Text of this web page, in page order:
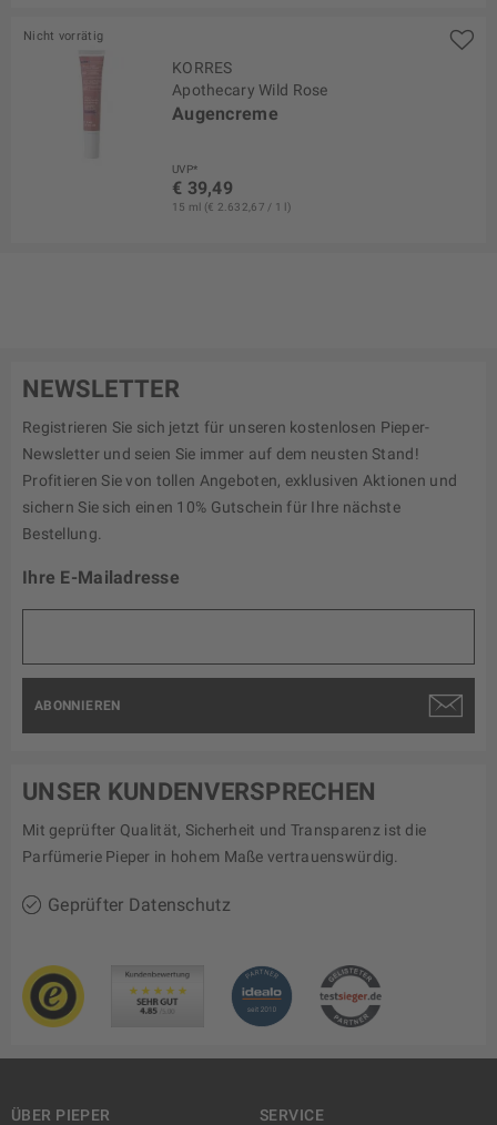
Nicht vorrätig
KORRES
Apothecary Wild Rose
Augencreme
UVP*
€ 39,49
15 ml (€ 2.632,67 / 1 l)
NEWSLETTER
Registrieren Sie sich jetzt für unseren kostenlosen Pieper-
Newsletter und seien Sie immer auf dem neusten Stand!
Profitieren Sie von tollen Angeboten, exklusiven Aktionen und
sichern Sie sich einen 10% Gutschein für Ihre nächste
Bestellung.
Ihre E-Mailadresse
ABONNIEREN
UNSER KUNDENVERSPRECHEN
Mit geprüfter Qualität, Sicherheit und Transparenz ist die
Parfümerie Pieper in hohem Maße vertrauenswürdig.
Geprüfter Datenschutz
ÜBER PIEPER
SERVICE